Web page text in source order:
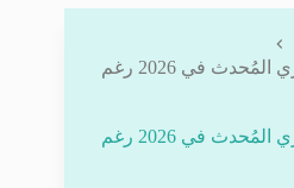
أبل تؤكد التزامها بإطلاق سيري المُحدث في 2026 رغم
أبل تؤكد التزامها بإطلاق سيري المُحدث في 2026 رغم